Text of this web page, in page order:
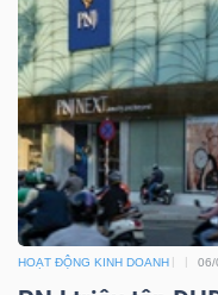
HOẠT ĐỘNG KINH DOANH 06/